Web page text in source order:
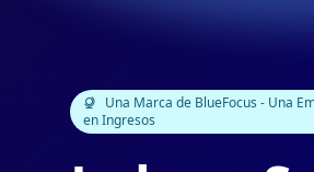
Una Marca de BlueFocus - Una
en Ingresos